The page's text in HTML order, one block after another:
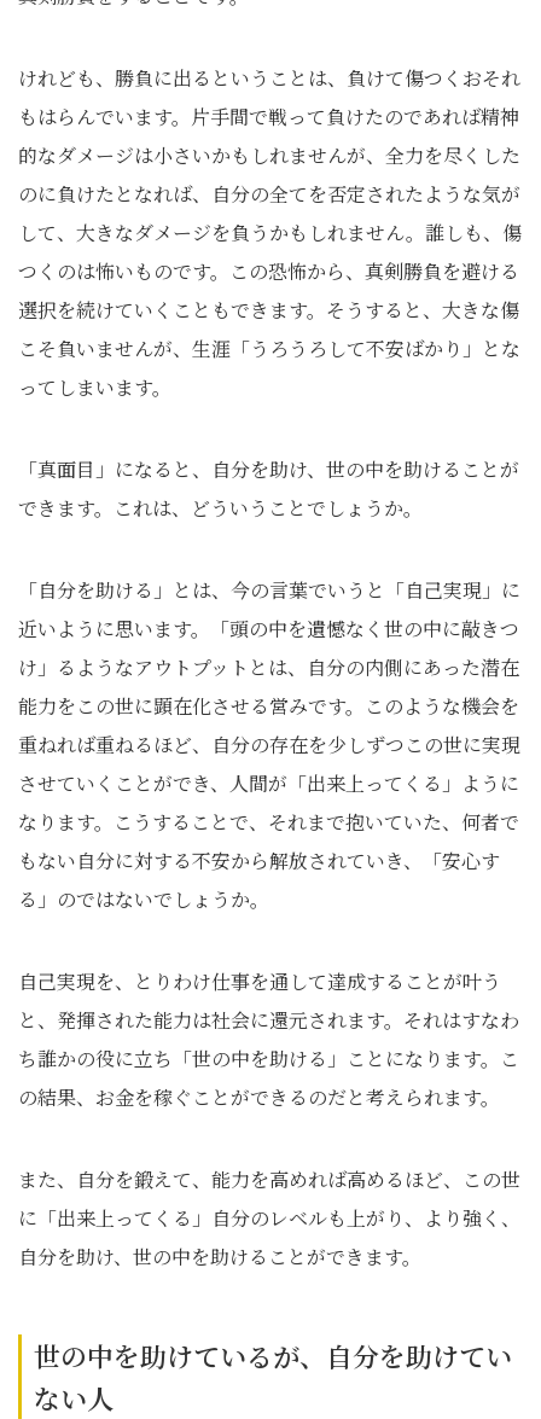
けれども、勝負に出るということは、負けて傷つくおそれ
もはらんでいます。片手間で戦って負けたのであれば精神
的なダメージは小さいかもしれませんが、全力を尽くした
のに負けたとなれば、自分の全てを否定されたような気が
して、大きなダメージを負うかもしれません。誰しも、傷
つくのは怖いものです。この恐怖から、真剣勝負を避ける
選択を続けていくこともできます。そうすると、大きな傷
こそ負いませんが、生涯「うろうろして不安ばかり」とな
ってしまいます。
「真面目」になると、自分を助け、世の中を助けることが
できます。これは、どういうことでしょうか。
「自分を助ける」とは、今の言葉でいうと「自己実現」に
近いように思います。「頭の中を遺憾なく世の中に敲きつ
け」るようなアウトプットとは、自分の内側にあった潜在
能力をこの世に顕在化させる営みです。このような機会を
重ねれば重ねるほど、自分の存在を少しずつこの世に実現
させていくことができ、人間が「出来上ってくる」ように
なります。こうすることで、それまで抱いていた、何者で
もない自分に対する不安から解放されていき、「安心す
る」のではないでしょうか。
自己実現を、とりわけ仕事を通して達成することが叶う
と、発揮された能力は社会に還元されます。それはすなわ
ち誰かの役に立ち「世の中を助ける」ことになります。こ
の結果、お金を稼ぐことができるのだと考えられます。
また、自分を鍛えて、能力を高めれば高めるほど、この世
に「出来上ってくる」自分のレベルも上がり、より強く、
自分を助け、世の中を助けることができます。
世の中を助けているが、自分を助けてい
ない人